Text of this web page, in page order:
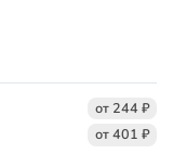
от 244 ₽
от 401 ₽